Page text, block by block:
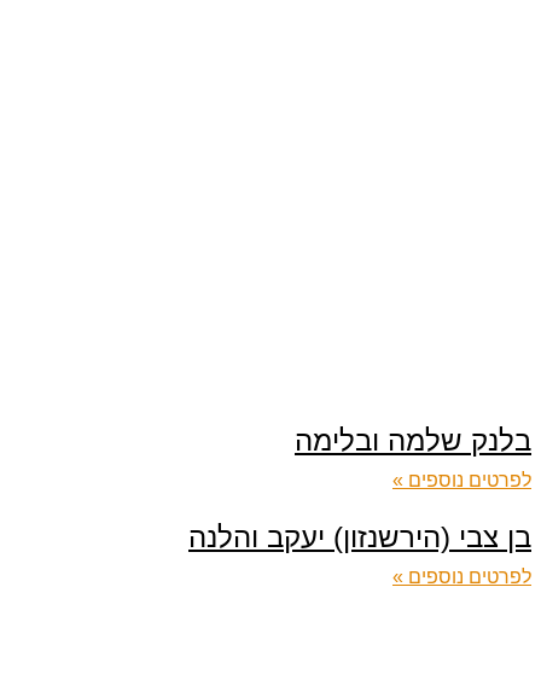
בלנק שלמה ובלימה
לפרטים נוספים »
בן צבי (הירשנזון) יעקב והלנה
לפרטים נוספים »